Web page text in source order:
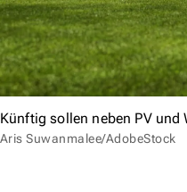
Künftig sollen neben PV
Aris Suwanmalee/AdobeStock